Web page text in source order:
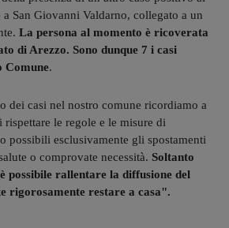
San Giovanni Valdarno, collegato a un
La persona al momento è ricoverata
di Arezzo. Sono dunque 7 i casi
Comune.
dei casi nel nostro comune ricordiamo a
le regole e le misure di
possibili esclusivamente gli spostamenti
o comprovate necessità. Soltanto
possibile rallentare la diffusione del
rigorosamente restare a casa".